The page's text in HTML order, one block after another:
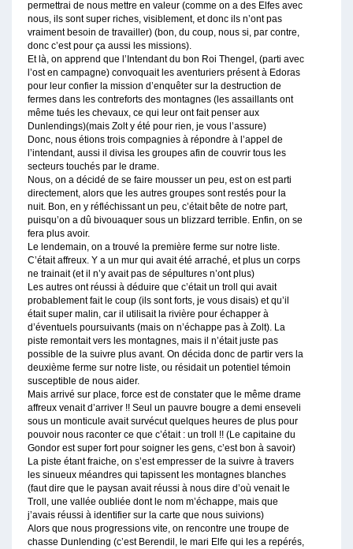
permettrai de nous mettre en valeur (comme on a des Elfes avec
nous, ils sont super riches, visiblement, et donc ils n’ont pas
vraiment besoin de travailler) (bon, du coup, nous si, par contre,
donc c’est pour ça aussi les missions).
Et là, on apprend que l’Intendant du bon Roi Thengel, (parti avec
l’ost en campagne) convoquait les aventuriers présent à Edoras
pour leur confier la mission d’enquêter sur la destruction de
fermes dans les contreforts des montagnes (les assaillants ont
même tués les chevaux, ce qui leur ont fait penser aux
Dunlendings)(mais Zolt y été pour rien, je vous l’assure)
Donc, nous étions trois compagnies à répondre à l’appel de
l’intendant, aussi il divisa les groupes afin de couvrir tous les
secteurs touchés par le drame.
Nous, on a décidé de se faire mousser un peu, est on est parti
directement, alors que les autres groupes sont restés pour la
nuit. Bon, en y réfléchissant un peu, c’était bête de notre part,
puisqu’on a dû bivouaquer sous un blizzard terrible. Enfin, on se
fera plus avoir.
Le lendemain, on a trouvé la première ferme sur notre liste.
C’était affreux. Y a un mur qui avait été arraché, et plus un corps
ne trainait (et il n’y avait pas de sépultures n’ont plus)
Les autres ont réussi à déduire que c’était un troll qui avait
probablement fait le coup (ils sont forts, je vous disais) et qu’il
était super malin, car il utilisait la rivière pour échapper à
d’éventuels poursuivants (mais on n’échappe pas à Zolt). La
piste remontait vers les montagnes, mais il n’était juste pas
possible de la suivre plus avant. On décida donc de partir vers la
deuxième ferme sur notre liste, ou résidait un potentiel témoin
susceptible de nous aider.
Mais arrivé sur place, force est de constater que le même drame
affreux venait d’arriver !! Seul un pauvre bougre a demi enseveli
sous un monticule avait survécut quelques heures de plus pour
pouvoir nous raconter ce que c’était : un troll !! (Le capitaine du
Gondor est super fort pour soigner les gens, c’est bon à savoir)
La piste étant fraiche, on s’est empresser de la suivre à travers
les sinueux méandres qui tapissent les montagnes blanches
(faut dire que le paysan avait réussi à nous dire d’où venait le
Troll, une vallée oubliée dont le nom m’échappe, mais que
j’avais réussi à identifier sur la carte que nous suivions)
Alors que nous progressions vite, on rencontre une troupe de
chasse Dunlending (c’est Berendil, le mari Elfe qui les a repérés,